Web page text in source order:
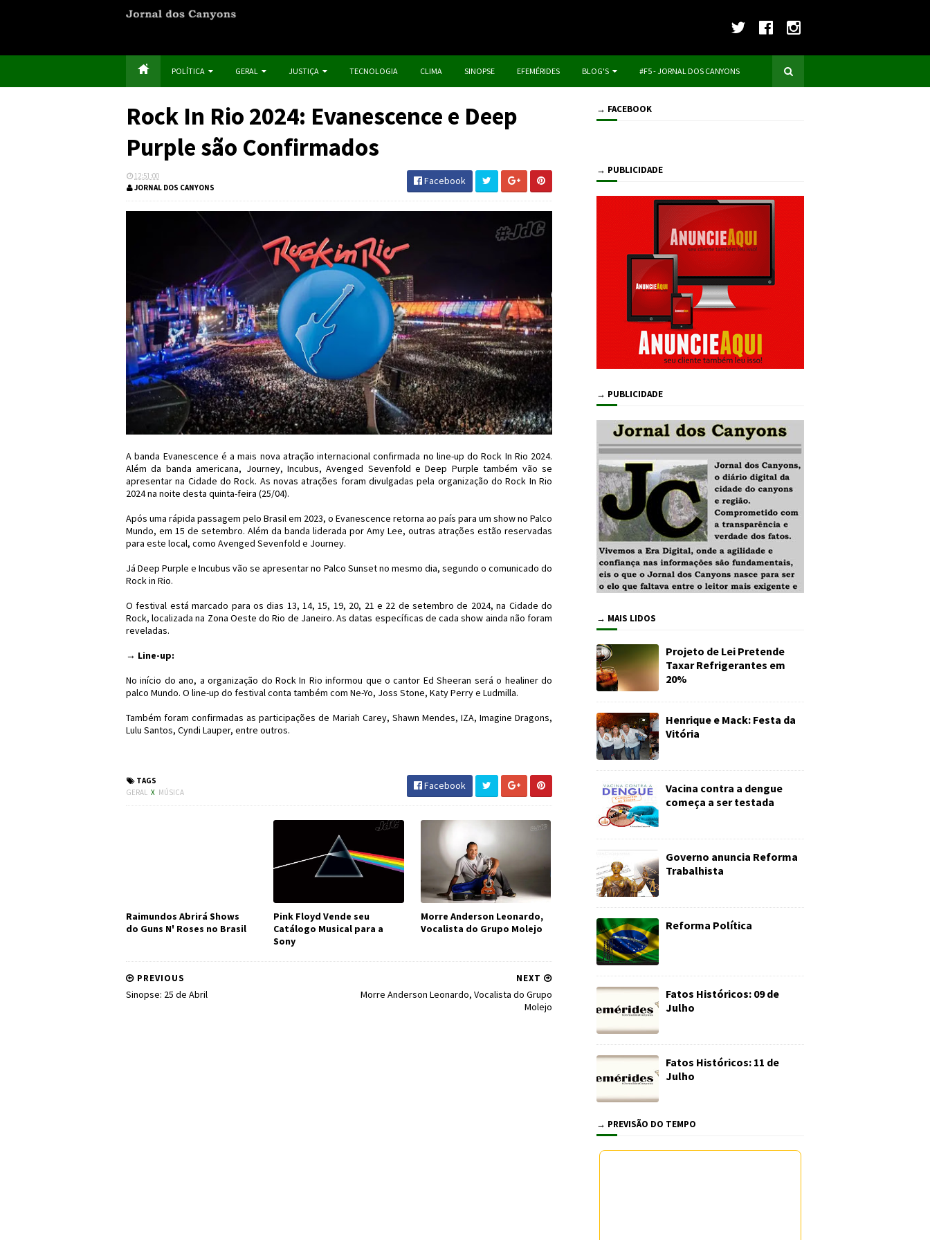
POLÍTICA GERAL JUSTIÇA TECNOLOGIA CLIMA SINOPSE EFEMÉRIDES BLOG'S #F5 - JORNAL DOS CANYONS
Rock In Rio 2024: Evanescence e Deep
Purple são Confirmados
12:51:00
JORNAL DOS CANYONS
Facebook
A banda Evanescence é a mais nova atração internacional confirmada no line-up do Rock In Rio 2024.
Além da banda americana, Journey, Incubus, Avenged Sevenfold e Deep Purple também vão se
apresentar na Cidade do Rock. As novas atrações foram divulgadas pela organização do Rock In Rio
2024 na noite desta quinta-feira (25/04).
Após uma rápida passagem pelo Brasil em 2023, o Evanescence retorna ao país para um show no Palco
Mundo, em 15 de setembro. Além da banda liderada por Amy Lee, outras atrações estão reservadas
para este local, como Avenged Sevenfold e Journey.
Já Deep Purple e Incubus vão se apresentar no Palco Sunset no mesmo dia, segundo o comunicado do
Rock in Rio.
O festival está marcado para os dias 13, 14, 15, 19, 20, 21 e 22 de setembro de 2024, na Cidade do
Rock, localizada na Zona Oeste do Rio de Janeiro. As datas específicas de cada show ainda não foram
reveladas.
→ Line-up:
No início do ano, a organização do Rock In Rio informou que o cantor Ed Sheeran será o healiner do
palco Mundo. O line-up do festival conta também com Ne-Yo, Joss Stone, Katy Perry e Ludmilla.
Também foram confirmadas as participações de Mariah Carey, Shawn Mendes, IZA, Imagine Dragons,
Lulu Santos, Cyndi Lauper, entre outros.
TAGS
GERAL X MÚSICA
Facebook
Raimundos Abrirá Shows
do Guns N' Roses no Brasil
Pink Floyd Vende seu
Catálogo Musical para a
Sony
Morre Anderson Leonardo,
Vocalista do Grupo Molejo
NEXT
Morre Anderson Leonardo, Vocalista do Grupo
Molejo
PREVIOUS
Sinopse: 25 de Abril
→ FACEBOOK
→ PUBLICIDADE
→ PUBLICIDADE
→ MAIS LIDOS
Projeto de Lei Pretende
Taxar Refrigerantes em
20%
Henrique e Mack: Festa da
Vitória
Vacina contra a dengue
começa a ser testada
Governo anuncia Reforma
Trabalhista
Reforma Política
Fatos Históricos: 09 de
Julho
Fatos Históricos: 11 de
Julho
→ PREVISÃO DO TEMPO